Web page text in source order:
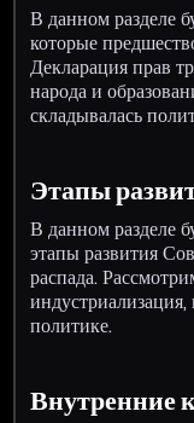
В данном разделе
которые
Декларация прав
народа и
складывалась
Этапы
В данном разделе
этапы развития
распада.
политике.
Внутренние